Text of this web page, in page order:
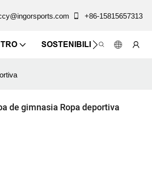
+86-15815657313
SOSTENIBILIDAD
de gimnasia Ropa deportiva